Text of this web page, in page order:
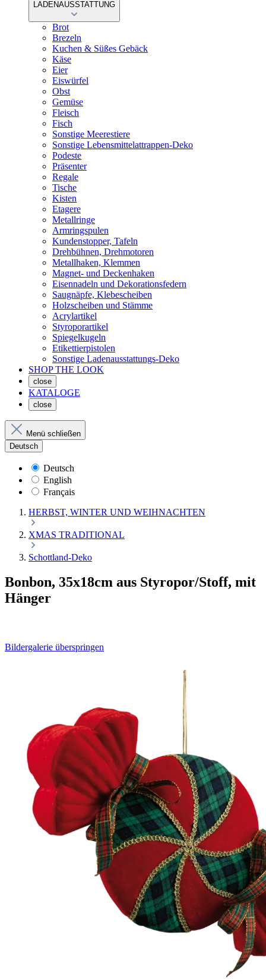
LADENAUSSTATTUNG
Brot
Brezeln
Kuchen & Süßes Gebäck
Käse
Eier
Eiswürfel
Obst
Gemüse
Fleisch
Fisch
Sonstige Meerestiere
Sonstige Lebensmittelattrappen-Deko
Podeste
Präsenter
Regale
Tische
Kisten
Etagere
Metallringe
Armringspulen
Kundenstopper, Tafeln
Drehbühnen, Drehmotoren
Metallhaken, Klemmen
Magnet- und Deckenhaken
Eisennadeln und Dekorationsfedern
Saugnäpfe, Klebescheiben
Holzscheiben und Stämme
Acrylartikel
Styroporartikel
Spiegelkugeln
Etikettierpistolen
Sonstige Ladenausstattungs-Deko
SHOP THE LOOK
close
KATALOGE
close
Menü schließen
Deutsch
Deutsch
English
Français
HERBST, WINTER UND WEIHNACHTEN
XMAS TRADITIONAL
Schottland-Deko
Bonbon, 35x18cm aus Styropor/Stoff, mit
Hänger
Bildergalerie überspringen